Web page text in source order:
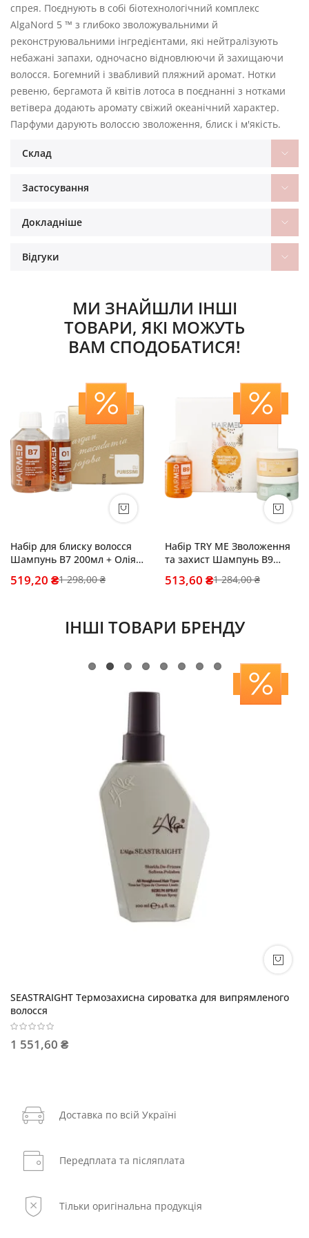
спрея. Поєднують в собі біотехнологічний комплекс
AlgaNord 5 ™ з глибоко зволожувальними й
реконструювальними інгредієнтами, які нейтралізують
небажані запахи, одночасно відновлюючи й захищаючи
волосся. Богемний і звабливий пляжний аромат. Нотки
ревеню, бергамота й квітів лотоса в поєднанні з нотками
ветівера додають аромату свіжий океанічний характер.
Парфуми дарують волоссю зволоження, блиск і м'якість.
Склад
Застосування
Докладніше
Відгуки
МИ ЗНАЙШЛИ ІНШІ
ТОВАРИ, ЯКІ МОЖУТЬ
ВАМ СПОДОБАТИСЯ!
Набір для блиску волосся
Шампунь B7 200мл + Олія
519,20 ₴1 298,00 ₴
Набір TRY ME Зволоження
та захист Шампунь B9
Крем F6 100мл
513,60 ₴1 284,00 ₴
ІНШІ ТОВАРИ БРЕНДУ
SEASTRAIGHT Термозахисна сироватка для випрямленого
волосся
1 551,60 ₴
Доставка по всій Україні
Передплата та післяплата
Тільки оригінальна продукція